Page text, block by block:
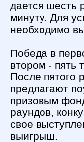
дается шесть
минуту. Для
необходимо
Победа в
втором - пять
После пятого
предлагают
призовым
раундов,
свое
выигрыш.